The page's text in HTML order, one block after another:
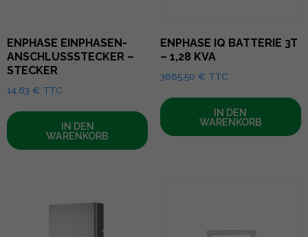
ENPHASE EINPHASEN-
ANSCHLUSSSTECKER –
STECKER
14,63 € TTC
IN DEN
WARENKORB
ENPHASE IQ BATTERIE 3T
– 1,28 KVA
3685,50 € TTC
IN DEN
WARENKORB